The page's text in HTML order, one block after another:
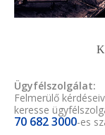
Ügyfélszolgálat:
Felmerülő
keresse
70 682 3000-es